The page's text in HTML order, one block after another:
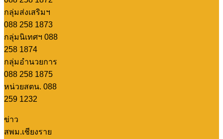
กลุ่มส่งเสริมฯ
088 258 1873
กลุ่มนิเทศฯ 088
258 1874
กลุ่มอำนวยการ
088 258 1875
หน่วยสตน. 088
259 1232
ข่าว
สพม.เชียงราย